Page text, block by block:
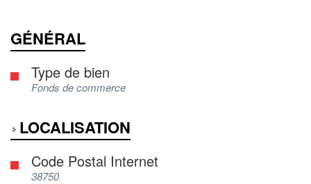
GÉNÉRAL
Type de bien
Fonds de commerce
LOCALISATION
Code Postal Internet
38750